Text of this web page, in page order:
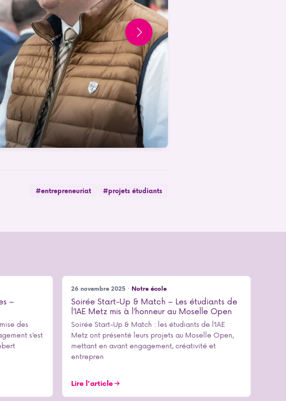
#entrepreneuriat #projets étudiants
–
des
s’est
26 novembre 2025 · Notre école
Soirée Start-Up & Match – Les étudiants de
l’IAE Metz mis à l’honneur au Moselle Open
Soirée Start-Up & Match : les étudiants de l’IAE
Metz ont présenté leurs projets au Moselle Open,
mettant en avant engagement, créativité et
entrepren
Lire l'article